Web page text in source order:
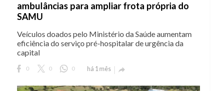
ambulâncias para ampliar frota própria do
SAMU
Veículos doados pelo Ministério da Saúde aumentam
eficiência do serviço pré-hospitalar de urgência da
capital
0 0 0 há 1 mês 